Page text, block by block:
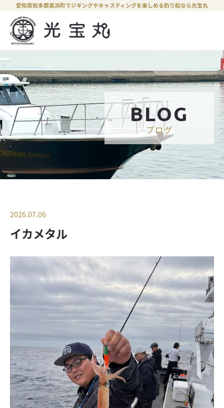
愛知県知多郡美浜町でジギングやキャスティングを楽しめる釣り船なら光宝丸
BLOG
ブログ
2026.07.06
イカメタル